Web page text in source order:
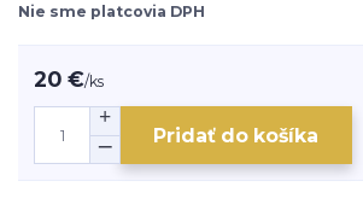
Nie sme platcovia DPH
20 €/ks
Pridať do košíka